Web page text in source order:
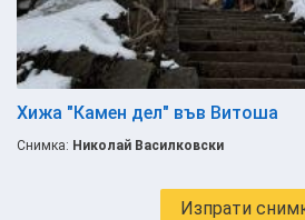
Хижа "Камен дел" във Витоша
Снимка: Николай Василковски
Изпрати